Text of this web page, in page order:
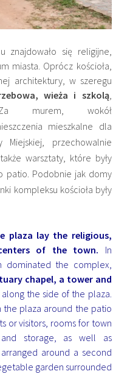
znajdowało się religijne,
miasta. Oprócz kościoła,
architektury, w szeregu
wieża i szkolą,
Za murem, wokół
mieszkalne dla
przechowalnie
warsztaty, które były
patio. Podobnie jak domy
kompleksu kościoła były
plaza lay the religious,
of the town. In
dominated the complex,
chapel, a tower and
the side of the plaza.
the plaza around the patio
or visitors, rooms for town
storage, as well as
around a second
garden surrounded